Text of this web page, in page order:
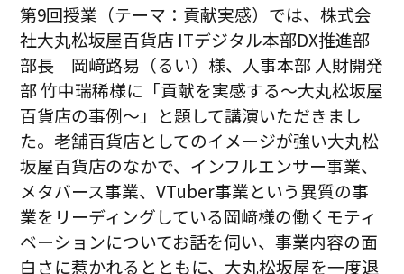
第9回授業（テーマ：貢献実感）では、株式会
社大丸松坂屋百貨店 ITデジタル本部DX推進部
部長 岡﨑路易（るい）様、人事本部 人財開発
部 竹中瑞稀様に「貢献を実感する～大丸松坂屋
百貨店の事例～」と題して講演いただきまし
た。老舗百貨店としてのイメージが強い大丸松
坂屋百貨店のなかで、インフルエンサー事業、
メタバース事業、VTuber事業という異質の事
業をリーディングしている岡﨑様の働くモティ
ベーションについてお話を伺い、事業内容の面
白さに惹かれるとともに、大丸松坂屋を一度退